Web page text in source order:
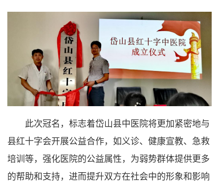
此次冠名，标志着岱山县中医院将更加紧密地与
县红十字会开展公益合作，如义诊、健康宣教、急救
培训等，强化医院的公益属性，为弱势群体提供更多
的帮助和支持，进而提升双方在社会中的形象和影响